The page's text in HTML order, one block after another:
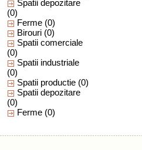
Spatii depozitare
(0)
Ferme (0)
Birouri (0)
Spatii comerciale
(0)
Spatii industriale
(0)
Spatii productie (0)
Spatii depozitare
(0)
Ferme (0)